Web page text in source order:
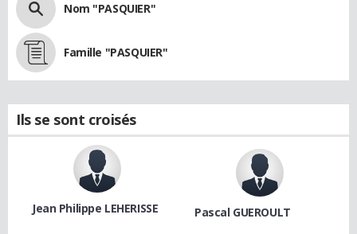
Nom "PASQUIER"
Famille "PASQUIER"
Ils se sont croisés
Jean Philippe LEHERISSE Pascal GUEROULT